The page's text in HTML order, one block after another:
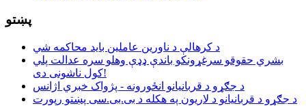
پښتو
د کرهالې د ناورین عاملین باید محاکمه شي
بشري حقوقو سرغړونکو باندې ډډې وهلو سره عدالت پلي
کول ناشونی دی!
د جګړو د قربانیانو انځورونه - پژواک خبري اژانس
د جګړو د قربانیانو د لاریون په هکله د بی.بی.سی پښتو رپورت